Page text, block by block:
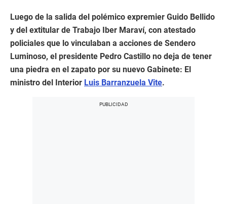
Luego de la salida del polémico expremier Guido Bellido
y del extitular de Trabajo Iber Maraví, con atestado
policiales que lo vinculaban a acciones de Sendero
Luminoso, el presidente Pedro Castillo no deja de tener
una piedra en el zapato por su nuevo Gabinete: El
ministro del Interior Luis Barranzuela Vite.